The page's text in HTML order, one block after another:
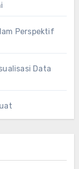
Perspektif
Data